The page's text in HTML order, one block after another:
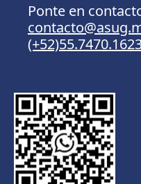
Ponte en